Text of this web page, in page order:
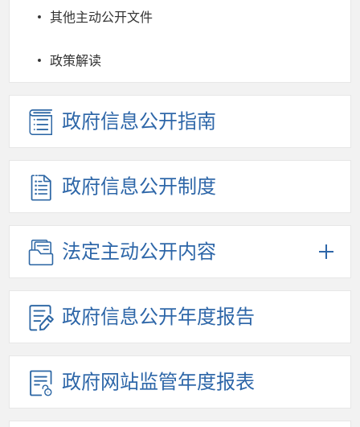
其他主动公开文件
政策解读
政府信息公开指南
政府信息公开制度
法定主动公开内容
政府信息公开年度报告
政府网站监管年度报表